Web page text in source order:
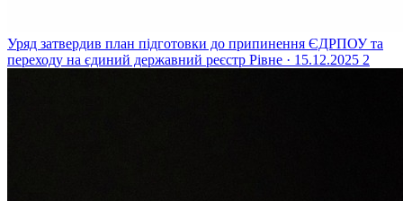
Уряд затвердив план підготовки до припинення ЄДРПОУ та
переходу на єдиний державний реєстр Рівне · 15.12.2025 2